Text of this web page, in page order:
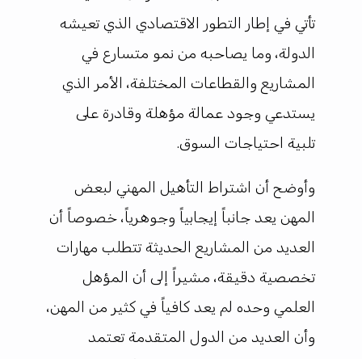
تأتي في إطار التطور الاقتصادي الذي تعيشه
الدولة، وما يصاحبه من نمو متسارع في
المشاريع والقطاعات المختلفة، الأمر الذي
يستدعي وجود عمالة مؤهلة وقادرة على
تلبية احتياجات السوق.
وأوضح أن اشتراط التأهيل المهني لبعض
المهن يعد جانباً إيجابياً وجوهرياً، خصوصاً أن
العديد من المشاريع الحديثة تتطلب مهارات
تخصصية دقيقة، مشيراً إلى أن المؤهل
العلمي وحده لم يعد كافياً في كثير من المهن،
وأن العديد من الدول المتقدمة تعتمد